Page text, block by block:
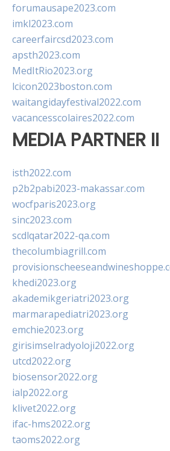
forumausape2023.com
imkl2023.com
careerfaircsd2023.com
apsth2023.com
MedItRio2023.org
lcicon2023boston.com
waitangidayfestival2022.com
vacancesscolaires2022.com
MEDIA PARTNER II
isth2022.com
p2b2pabi2023-makassar.com
wocfparis2023.org
sinc2023.com
scdlqatar2022-qa.com
thecolumbiagrill.com
khedi2023.org
akademikgeriatri2023.org
marmarapediatri2023.org
emchie2023.org
girisimselradyoloji2022.org
utcd2022.org
biosensor2022.org
ialp2022.org
klivet2022.org
ifac-hms2022.org
taoms2022.org